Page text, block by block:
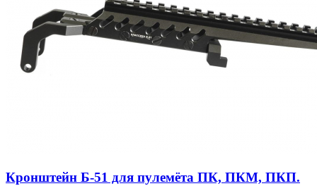
Кронштейн Б-51 для пулемёта ПК, ПКМ, ПКП.